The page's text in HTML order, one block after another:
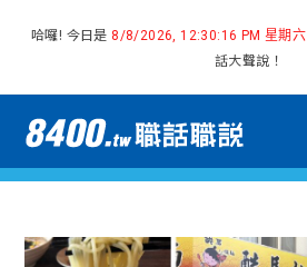
哈囉! 今日是 8/8/2026, 12:30:17 PM 星期六
話大聲說！